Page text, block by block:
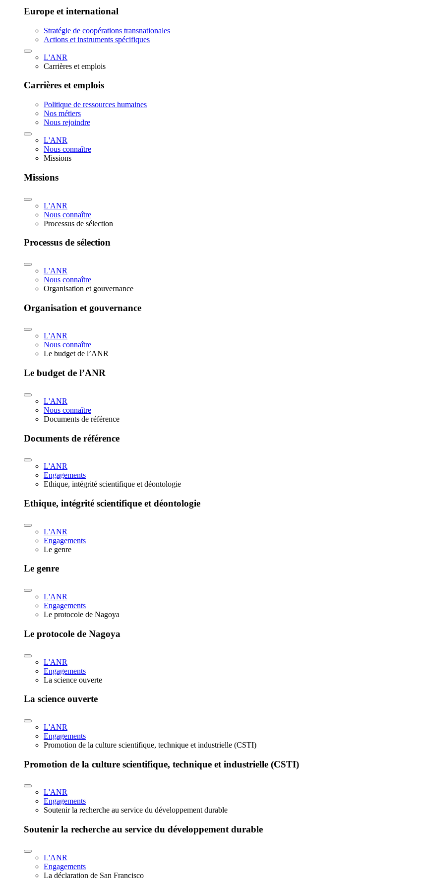
Europe et international
Stratégie de coopérations transnationales
Actions et instruments spécifiques
L'ANR
Carrières et emplois
Carrières et emplois
Politique de ressources humaines
Nos métiers
Nous rejoindre
L'ANR
Nous connaître
Missions
Missions
L'ANR
Nous connaître
Processus de sélection
Processus de sélection
L'ANR
Nous connaître
Organisation et gouvernance
Organisation et gouvernance
L'ANR
Nous connaître
Le budget de l’ANR
Le budget de l’ANR
L'ANR
Nous connaître
Documents de référence
Documents de référence
L'ANR
Engagements
Ethique, intégrité scientifique et déontologie
Ethique, intégrité scientifique et déontologie
L'ANR
Engagements
Le genre
Le genre
L'ANR
Engagements
Le protocole de Nagoya
Le protocole de Nagoya
L'ANR
Engagements
La science ouverte
La science ouverte
L'ANR
Engagements
Promotion de la culture scientifique, technique et industrielle (CSTI)
Promotion de la culture scientifique, technique et industrielle (CSTI)
L'ANR
Engagements
Soutenir la recherche au service du développement durable
Soutenir la recherche au service du développement durable
L'ANR
Engagements
La déclaration de San Francisco